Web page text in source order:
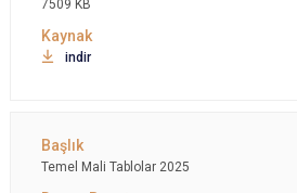
7509 KB
indir
Temel Mali Tablolar 2025